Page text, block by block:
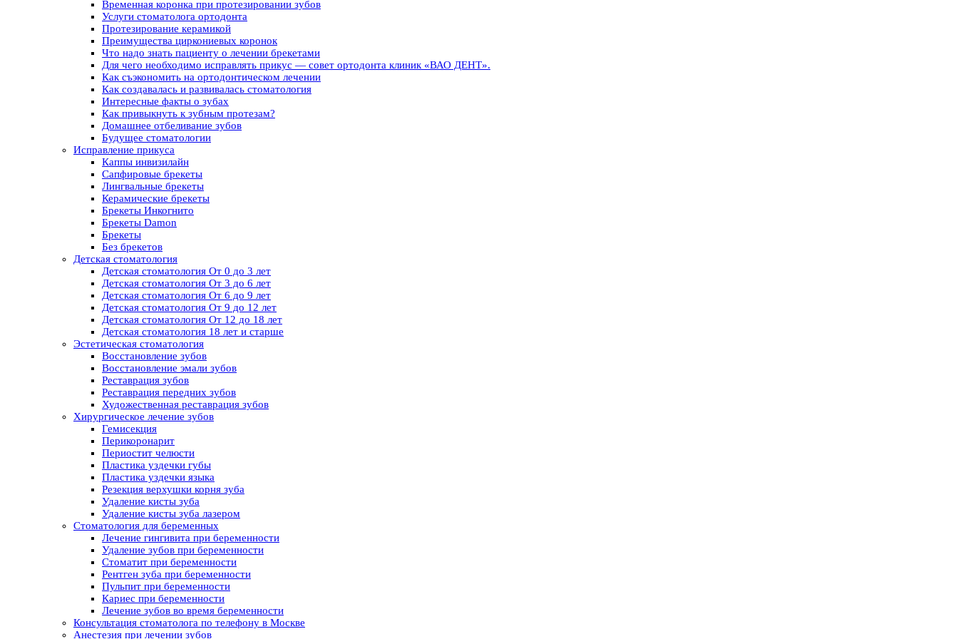
Временная коронка при протезировании зубов
Услуги стоматолога ортодонта
Протезирование керамикой
Преимущества циркониевых коронок
Что надо знать пациенту о лечении брекетами
Для чего необходимо исправлять прикус — совет ортодонта клиник «ВАО ДЕНТ».
Как съэкономить на ортодонтическом лечении
Как создавалась и развивалась стоматология
Интересные факты о зубах
Как привыкнуть к зубным протезам?
Домашнее отбеливание зубов
Будущее стоматологии
Исправление прикуса
Каппы инвизилайн
Сапфировые брекеты
Лингвальные брекеты
Керамические брекеты
Брекеты Инкогнито
Брекеты Damon
Брекеты
Без брекетов
Детская стоматология
Детская стоматология От 0 до 3 лет
Детская стоматология От 3 до 6 лет
Детская стоматология От 6 до 9 лет
Детская стоматология От 9 до 12 лет
Детская стоматология От 12 до 18 лет
Детская стоматология 18 лет и старше
Эстетическая стоматология
Восстановление зубов
Восстановление эмали зубов
Реставрация зубов
Реставрация передних зубов
Художественная реставрация зубов
Хирургическое лечение зубов
Гемисекция
Перикоронарит
Периостит челюсти
Пластика уздечки губы
Пластика уздечки языка
Резекция верхушки корня зуба
Удаление кисты зуба
Удаление кисты зуба лазером
Стоматология для беременных
Лечение гингивита при беременности
Удаление зубов при беременности
Стоматит при беременности
Рентген зуба при беременности
Пульпит при беременности
Кариес при беременности
Лечение зубов во время беременности
Консультация стоматолога по телефону в Москве
Анестезия при лечении зубов